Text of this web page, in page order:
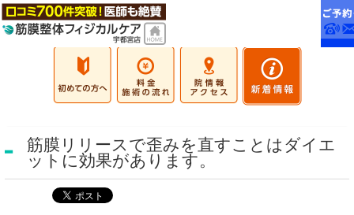
筋膜リリースで歪みを直すことはダイエ
ットに効果があります。